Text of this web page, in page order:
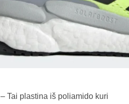
– Tai plastina iš poliamido kuri